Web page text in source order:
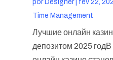
por Designer| fev 22,
Time Management
Лучшие онлайн
депозитом 2025